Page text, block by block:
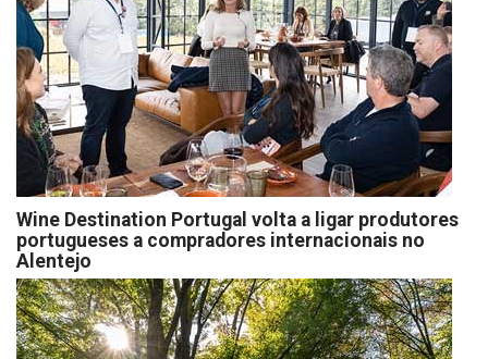
Wine Destination Portugal volta a ligar produtores
portugueses a compradores internacionais no
Alentejo